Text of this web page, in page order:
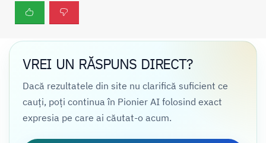
VREI UN RĂSPUNS DIRECT?
Dacă rezultatele din site nu clarifică suficient ce
cauți, poți continua în Pionier AI folosind exact
expresia pe care ai căutat-o acum.